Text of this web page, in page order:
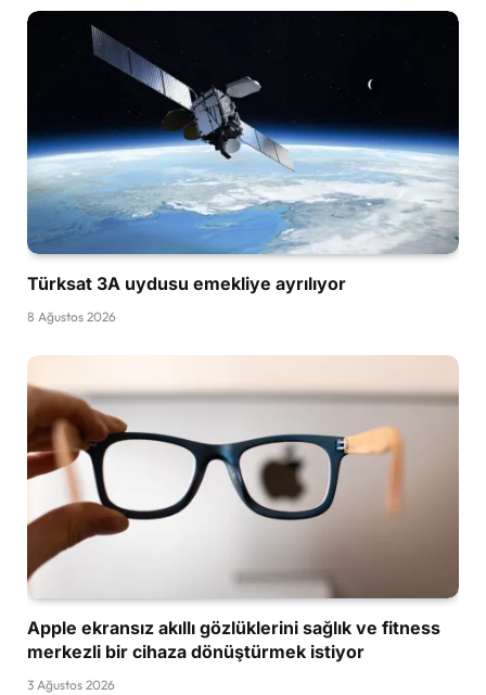
Türksat 3A uydusu emekliye ayrılıyor
8 Ağustos 2026
Apple ekransız akıllı gözlüklerini sağlık ve fitness
merkezli bir cihaza dönüştürmek istiyor
3 Ağustos 2026